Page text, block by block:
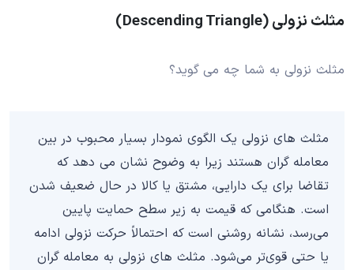
مثلث نزولی (Descending Triangle)
مثلث نزولی به شما چه می گوید؟
مثلث های نزولی یک الگوی نمودار بسیار محبوب در بین
معامله گران هستند زیرا به وضوح نشان می دهد که
تقاضا برای یک دارایی، مشتق یا کالا در حال ضعیف شدن
است. هنگامی که قیمت به زیر سطح حمایت پایین
می‌رسد، نشانه روشنی است که احتمالاً حرکت نزولی ادامه
یا حتی قوی‌تر می‌شود. مثلث های نزولی به معامله گران